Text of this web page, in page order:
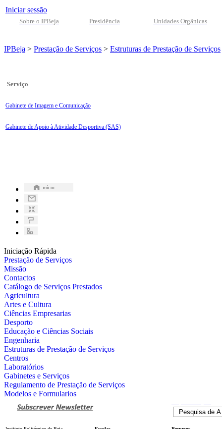
Iniciar sessão
Sobre o IPBeja Presidência Unidades Orgânicas
IPBeja > Prestação de Serviços > Estruturas de Prestação de Serviços
Serviço
Gabinete de Imagem e Comunicação
Gabinete de Apoio à Atividade Desportiva (SAS)
Iniciação Rápida
Prestação de Serviços
Missão
Contactos
Catálogo de Serviços Prestados
Agricultura
Artes e Cultura
Ciências Empresarias
Desporto
Educação e Ciências Sociais
Engenharia
Estruturas de Prestação de Serviços
Centros
Laboratórios
Gabinetes e Serviços
Regulamento de Prestação de Serviços
Modelos e Formularios